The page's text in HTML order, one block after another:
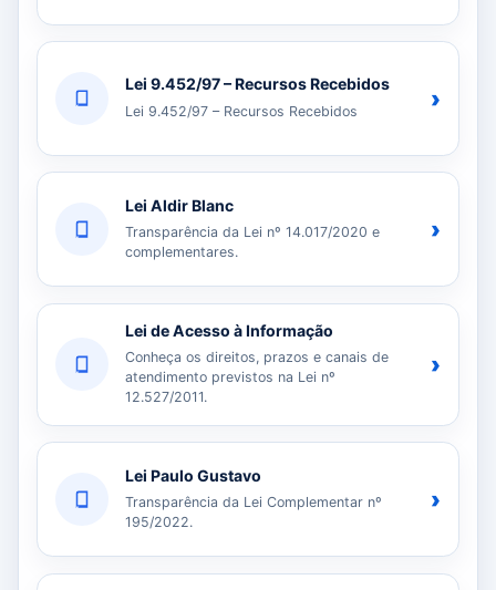
Lei 9.452/97 – Recursos Recebidos
Lei 9.452/97 – Recursos Recebidos ›
Lei Aldir Blanc
Transparência da Lei nº 14.017/2020 e
complementares.
›
Lei de Acesso à Informação
Conheça os direitos, prazos e canais de
atendimento previstos na Lei nº
12.527/2011.
›
Lei Paulo Gustavo
Transparência da Lei Complementar nº
195/2022.
›